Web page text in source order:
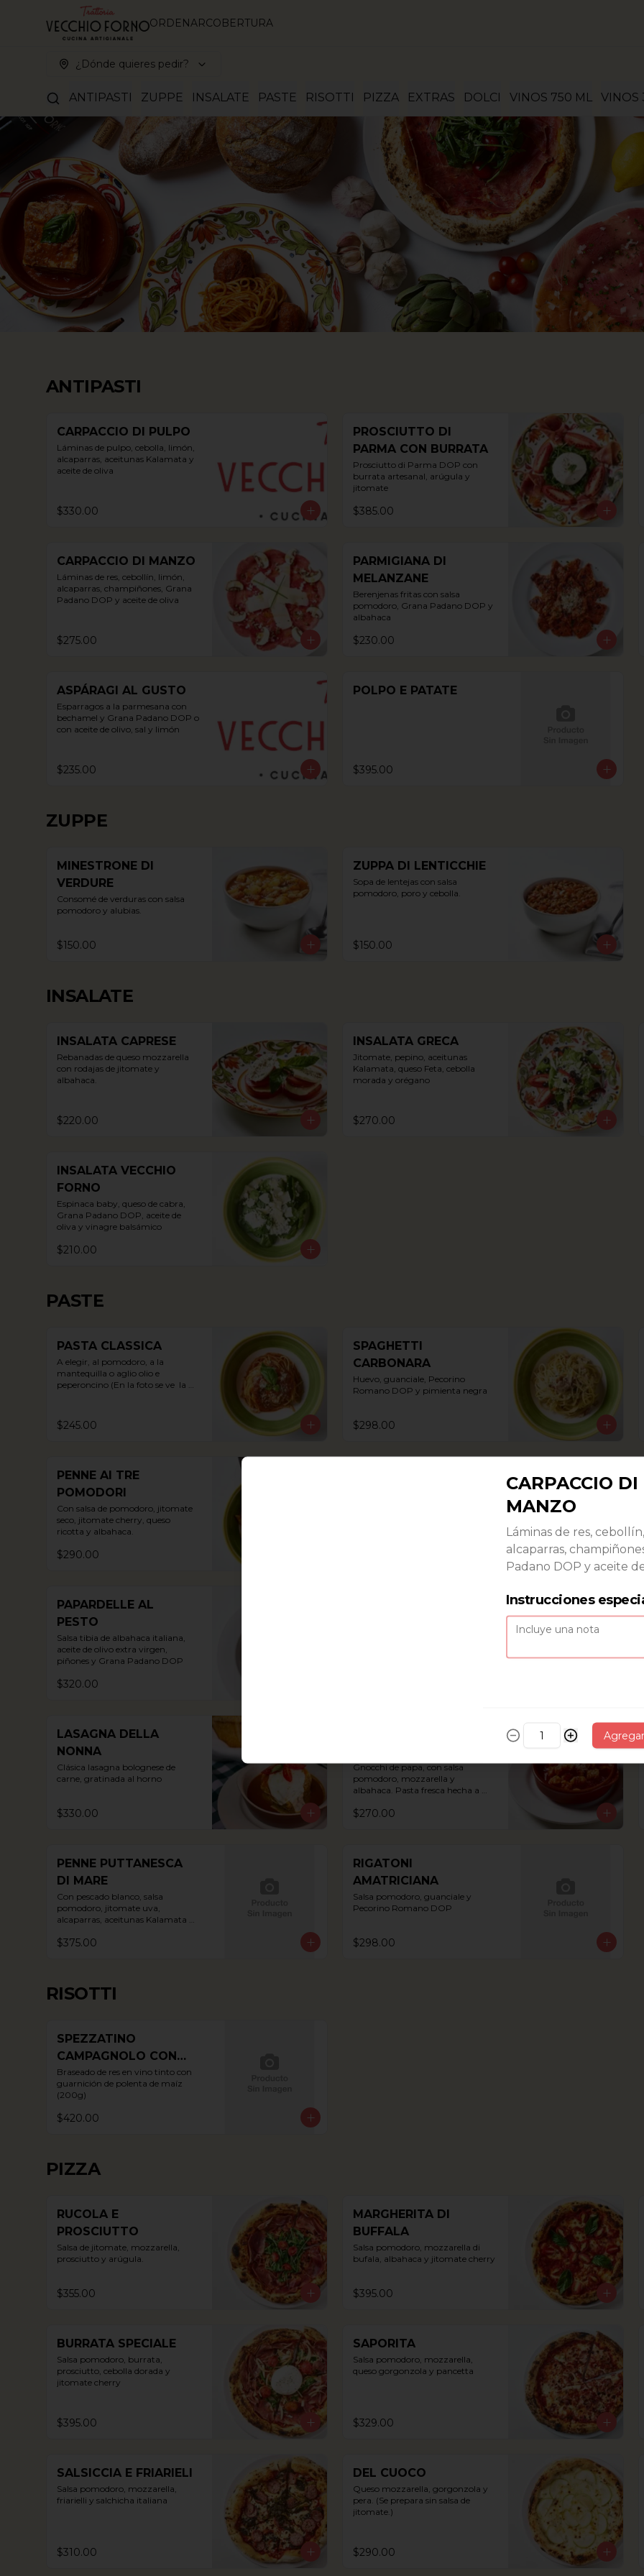
ORDENARCOBERTURA
¿Dónde quieres pedir?
ANTIPASTI ZUPPE INSALATE PASTE RISOTTI PIZZA EXTRAS DOLCI VINOS 750 ML VINOS
ANTIPASTI
CARPACCIO DI PULPO
Láminas de pulpo, cebolla, limón,
alcaparras, aceitunas Kalamata y
aceite de oliva
$330.00
PROSCIUTTO DI
PARMA CON BURRATA
Prosciutto di Parma DOP con
burrata artesanal, arúgula y
jitomate
$385.00
CARPACCIO DI MANZO
Láminas de res, cebollín, limón,
alcaparras, champiñones, Grana
Padano DOP y aceite de oliva
$275.00
PARMIGIANA DI
MELANZANE
Berenjenas fritas con salsa
pomodoro, Grana Padano DOP y
albahaca
$230.00
ASPÁRAGI AL GUSTO
Esparragos a la parmesana con
bechamel y Grana Padano DOP o
con aceite de olivo, sal y limón
$235.00
POLPO E PATATE
$395.00
ZUPPE
MINESTRONE DI
VERDURE
Consomé de verduras con salsa
pomodoro y alubias.
$150.00
ZUPPA DI LENTICCHIE
Sopa de lentejas con salsa
pomodoro, poro y cebolla.
$150.00
INSALATE
INSALATA CAPRESE
Rebanadas de queso mozzarella
con rodajas de jitomate y
albahaca.
$220.00
INSALATA GRECA
Jitomate, pepino, aceitunas
Kalamata, queso Feta, cebolla
morada y orégano
$270.00
INSALATA VECCHIO
FORNO
Espinaca baby, queso de cabra,
Grana Padano DOP, aceite de
oliva y vinagre balsámico
$210.00
PASTE
PASTA CLASSICA
A elegir, al pomodoro, a la
mantequilla o aglio olio e
peperoncino (En la foto se ve  la
$245.00
SPAGHETTI
CARBONARA
Huevo, guanciale, Pecorino
Romano DOP y pimienta negra
$298.00
PENNE AI TRE
POMODORI
Con salsa de pomodoro, jitomate
seco, jitomate cherry, queso
ricotta y albahaca.
$290.00
PAPARDELLE AL
PESTO
Salsa tibia de albahaca italiana,
aceite de olivo extra virgen,
piñones y Grana Padano DOP
$320.00
LASAGNA DELLA
NONNA
Clásica lasagna bolognese de
carne, gratinada al horno
$330.00
Gnocchi de papa, con salsa
pomodoro, mozzarella y
albahaca. Pasta fresca hecha a
$270.00
PENNE PUTTANESCA
DI MARE
Con pescado blanco, salsa
pomodoro, jitomate uva,
alcaparras, aceitunas Kalamata y
$375.00
RIGATONI
AMATRICIANA
Salsa pomodoro, guanciale y
Pecorino Romano DOP
$298.00
RISOTTI
SPEZZATINO
CAMPAGNOLO CON
POLENTA
Braseado de res en vino tinto con
guarnición de polenta de maíz
(200g)
$420.00
PIZZA
RUCOLA E
PROSCIUTTO
Salsa de jitomate, mozzarella,
prosciutto y arúgula.
$355.00
MARGHERITA DI
BUFFALA
Salsa pomodoro, mozzarella di
bufala, albahaca y jitomate cherry
$395.00
BURRATA SPECIALE
Salsa pomodoro, burrata,
prosciutto, cebolla dorada y
jitomate cherry
$395.00
SAPORITA
Salsa pomodoro, mozzarella,
queso gorgonzola y pancetta
$329.00
SALSICCIA E FRIARIELI
Salsa pomodoro, mozzarella,
friarielli y salchicha italiana
$310.00
DEL CUOCO
Queso mozzarella, gorgonzola y
pera. (Se prepara sin salsa de
jitomate.)
$290.00
CARPACCIO DI
MANZO
Láminas de res,
alcaparras,
Padano DOP y aceite
Instrucciones
Agregar